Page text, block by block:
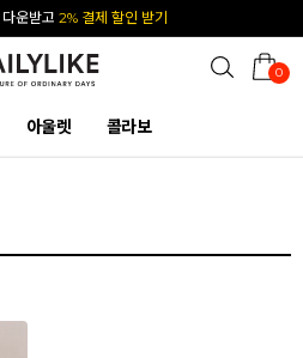
운받고 2% 결제 할인 받기
0
아울렛 콜라보